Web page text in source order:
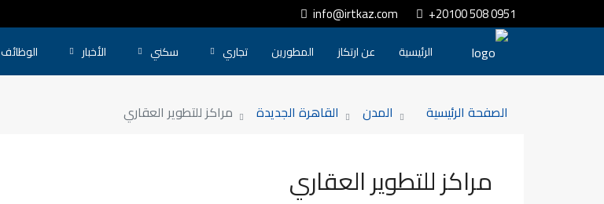
+20100 508 0951
info@irtkaz.com
الرئيسية عن ارتكاز المطورين تجاري سكني الأخبار الوظائف
الصفحة الرئيسية المدن القاهرة الجديدة مراكز للتطوير العقاري
مراكز للتطوير العقاري